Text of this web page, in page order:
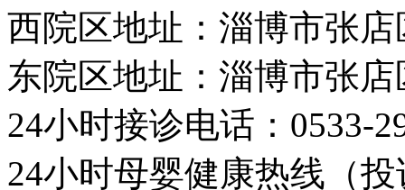
西院区地址：淄博市张
东院区地址：淄博市张
24小时接诊电话：0533-
24小时母婴健康热线（